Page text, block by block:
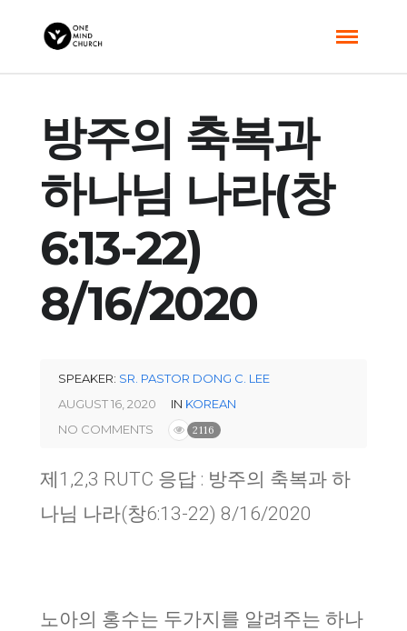
방주의 축복과
하나님 나라(창
6:13-22)
8/16/2020
SPEAKER: SR. PASTOR DONG C. LEE
AUGUST 16, 2020
IN KOREAN
NO COMMENTS
2116
제1,2,3 RUTC 응답 : 방주의 축복과 하
나님 나라(창6:13-22) 8/16/2020
노아의 홍수는 두가지를 알려주는 하나